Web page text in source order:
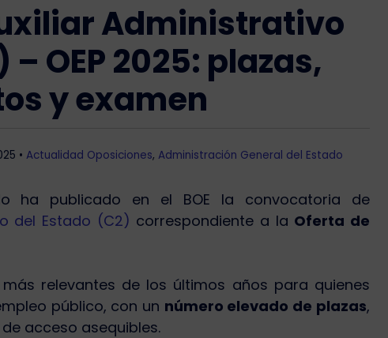
Administrativo
OEP 2025: plazas,
y examen
• Actualidad Oposiciones, Administración General del Estado
ha publicado en el BOE la convocatoria de
del Estado (C2) correspondiente a la Oferta de
relevantes de los últimos años para quienes
público, con un número elevado de plazas,
acceso asequibles.